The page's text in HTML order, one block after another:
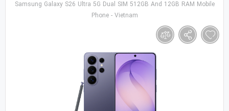
Samsung Galaxy S26 Ultra 5G Dual SIM 512GB And 12GB RAM Mobile
Phone - Vietnam